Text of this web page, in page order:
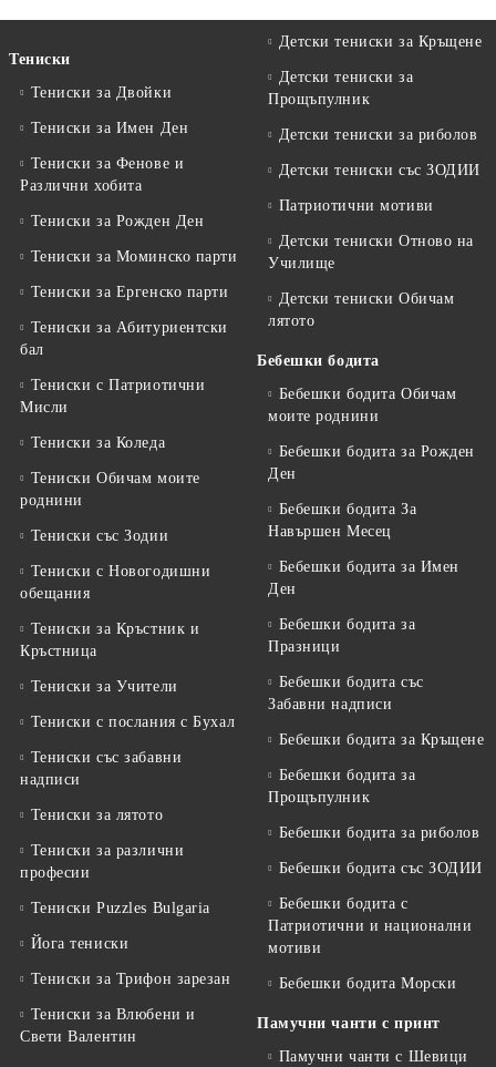
Тениски
Тениски за Двойки
Тениски за Имен Ден
Тениски за Фенове и
Различни хобита
Тениски за Рожден Ден
Тениски за Mоминско парти
Тениски за Eргенско парти
Тениски за Aбитуриентски
бал
Тениски с Патриотични
Мисли
Тениски за Коледа
Тениски Обичам моите
роднини
Тениски със Зодии
Тениски с Новогодишни
обещания
Тениски за Кръстник и
Кръстница
Тениски за Учители
Тениски с послания с Бухал
Тениски със забавни
надписи
Тениски за лятото
Тениски за различни
професии
Тениски Puzzles Bulgaria
Йога тениски
Тениски за Трифон зарезан
Тениски за Влюбени и
Свети Валентин
Детски тениски за Кръщене
Детски тениски за
Прощъпулник
Детски тениски за риболов
Детски тениски със ЗОДИИ
Патриотични мотиви
Детски тениски Отново на
Училище
Детски тениски Обичам
лятото
Бебешки бодита
Бебешки бодита Обичам
моите роднини
Бебешки бодита за Рожден
Ден
Бебешки бодита За
Навършен Месец
Бебешки бодита за Имен
Ден
Бебешки бодита за
Празници
Бебешки бодита със
Забавни надписи
Бебешки бодита за Кръщене
Бебешки бодита за
Прощъпулник
Бебешки бодита за риболов
Бебешки бодита със ЗОДИИ
Бебешки бодита с
Патриотични и национални
мотиви
Бебешки бодита Морски
Памучни чанти с принт
Памучни чанти с Шевици